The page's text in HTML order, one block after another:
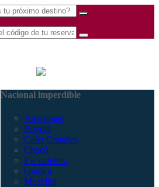
Nacional imperdible
Amazonas
Bogotá
Caño Cristales
Chocó
Eje cafetero
Guajira
Medellín